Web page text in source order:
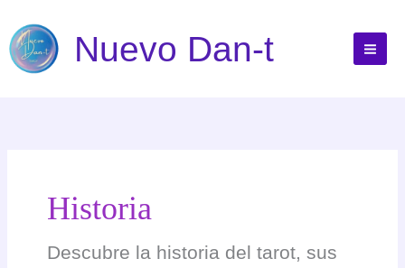
contenido
Nuevo Dan-t
Historia
Descubre la historia del tarot, sus